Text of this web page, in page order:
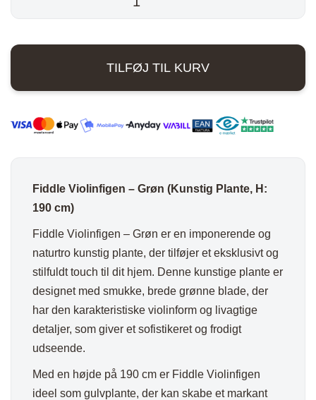
2.065,00 kr..1.485,00 kr..
Grøn
H:190
antal
TILFØJ TIL KURV
Fiddle Violinfigen – Grøn (Kunstig Plante, H:
190 cm)
Fiddle Violinfigen – Grøn er en imponerende og
naturtro kunstig plante, der tilføjer et eksklusivt og
stilfuldt touch til dit hjem. Denne kunstige plante er
designet med smukke, brede grønne blade, der
har den karakteristiske violinform og livagtige
detaljer, som giver et sofistikeret og frodigt
udseende.
Med en højde på 190 cm er Fiddle Violinfigen
ideel som gulvplante, der kan skabe et markant